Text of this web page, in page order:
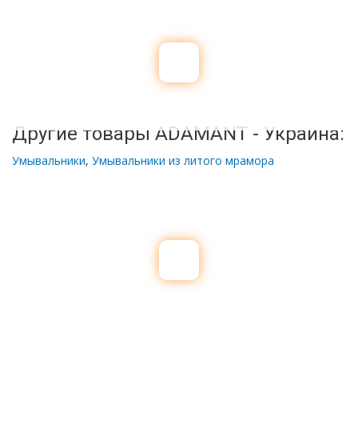
Другие товары ADAMANT - Украина:
Умывальники, Умывальники из литого мрамора